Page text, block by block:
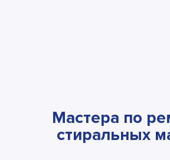
Мастера по
стиральных